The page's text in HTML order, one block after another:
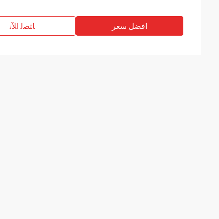
افضل سعر ﺎﺘﺼﻟ ﺍﻶﻧ